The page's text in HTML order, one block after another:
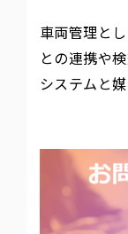
車両管理と
との連携や
システムと